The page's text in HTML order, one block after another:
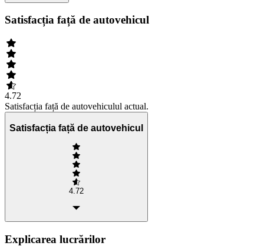
Satisfacția față de autovehicul
4.72
Satisfacția față de autovehiculul actual.
Satisfacția față de autovehicul
4.72
Explicarea lucrărilor